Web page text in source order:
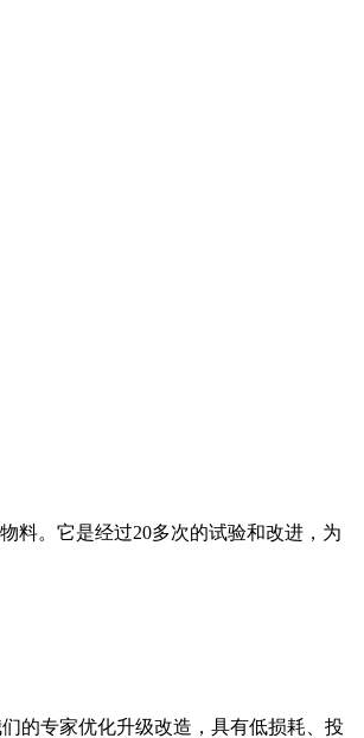
料。它是经过20多次的试验和改进，为
的专家优化升级改造，具有低损耗、投